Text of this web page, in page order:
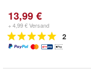
13,99 €
+ 4,99 € Versand
2